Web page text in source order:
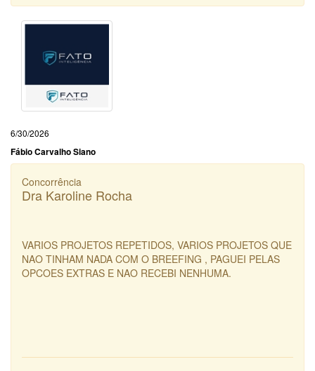
6/30/2026
Fábio Carvalho Siano
Concorrência
Dra Karoline Rocha
VARIOS PROJETOS REPETIDOS, VARIOS PROJETOS QUE
NAO TINHAM NADA COM O BREEFING , PAGUEI PELAS
OPCOES EXTRAS E NAO RECEBI NENHUMA.